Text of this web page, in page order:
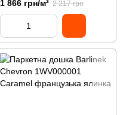
1 866 грн/м² 2 217 грн